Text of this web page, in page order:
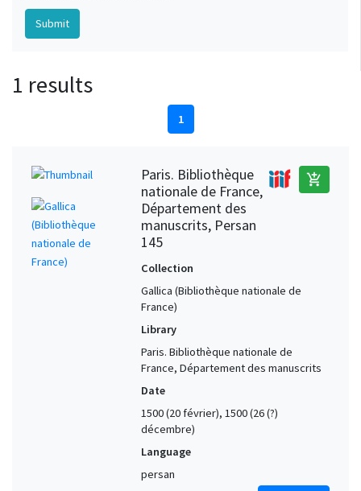
1 results
1
Paris. Bibliothèque
nationale de France,
Département des
manuscrits, Persan
145
add_shopping_cart
Collection
Gallica (Bibliothèque nationale de
France)
Library
Paris. Bibliothèque nationale de
France, Département des manuscrits
Date
1500 (20 février), 1500 (26 (?)
décembre)
Language
persan